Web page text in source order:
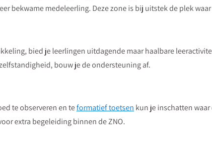
bekwame medeleerling. Deze zone is bij uitstek de plek
bied je leerlingen uitdagende maar haalbare
bouw je de ondersteuning af.
te observeren en teformatief toetsen kun je inschatten
extra begeleiding binnen de ZNO.